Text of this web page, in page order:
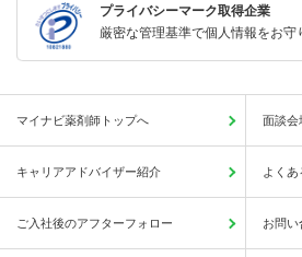
プライバシーマーク取得企業
厳密な管理基準で個人情報をお守
マイナビ薬剤師トップへ 面談会
キャリアアドバイザー紹介 よくあ
ご入社後のアフターフォロー お問い